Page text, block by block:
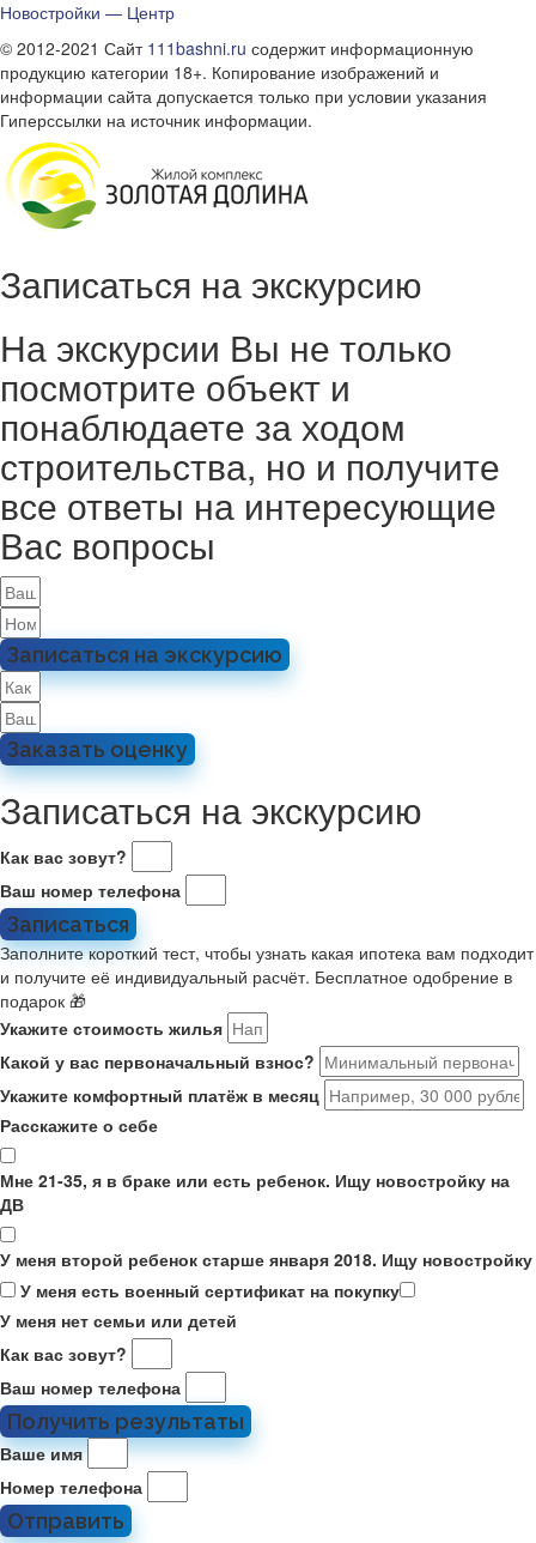
Новостройки — Центр
© 2012-2021 Сайт 111bashni.ru содержит информационную
продукцию категории 18+. Копирование изображений и
информации сайта допускается только при условии указания
Гиперссылки на источник информации.
Записаться на экскурсию
На экскурсии Вы не только
посмотрите объект и
понаблюдаете за ходом
строительства, но и получите
все ответы на интересующие
Вас вопросы
Записаться на экскурсию
Заказать оценку
Записаться на экскурсию
Как вас зовут?
Ваш номер телефона
Записаться
Заполните короткий тест, чтобы узнать какая ипотека вам подходит
и получите её индивидуальный расчёт. Бесплатное одобрение в
подарок 🎁
Укажите стоимость жилья
Какой у вас первоначальный взнос?
Укажите комфортный платёж в месяц
Расскажите о себе
Мне 21-35, я в браке или есть ребенок. Ищу новостройку на
ДВ
У меня второй ребенок старше января 2018. Ищу новостройку
У меня есть военный сертификат на покупку
У меня нет семьи или детей
Как вас зовут?
Ваш номер телефона
Получить результаты
Ваше имя
Номер телефона
Отправить